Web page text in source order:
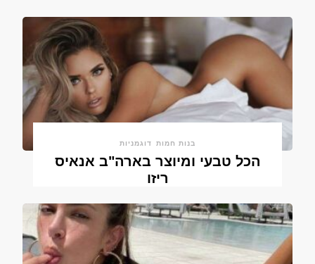
בנות חמות דוגמניות
הכל טבעי ומיוצר בארה"ב אנאיס
ריזו